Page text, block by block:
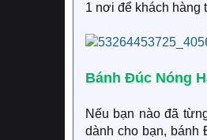
1 nơi để khách hàng
Bánh Đúc Nóng
Nếu bạn nào đã
dành cho bạn, bánh